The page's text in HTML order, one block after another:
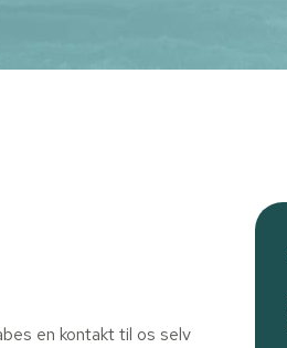
en kontakt til os selv